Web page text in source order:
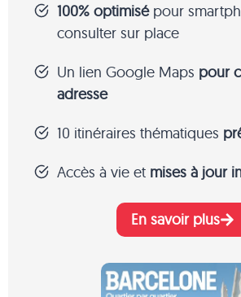
100% optimisépour
consulter sur place
Un lien Google Maps pour
adresse
10 itinéraires thématiques
Accès à vie et mises à jour
En savoir plus